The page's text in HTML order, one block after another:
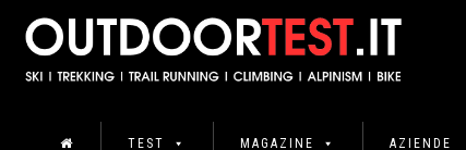
TEST MAGAZINE AZIENDE